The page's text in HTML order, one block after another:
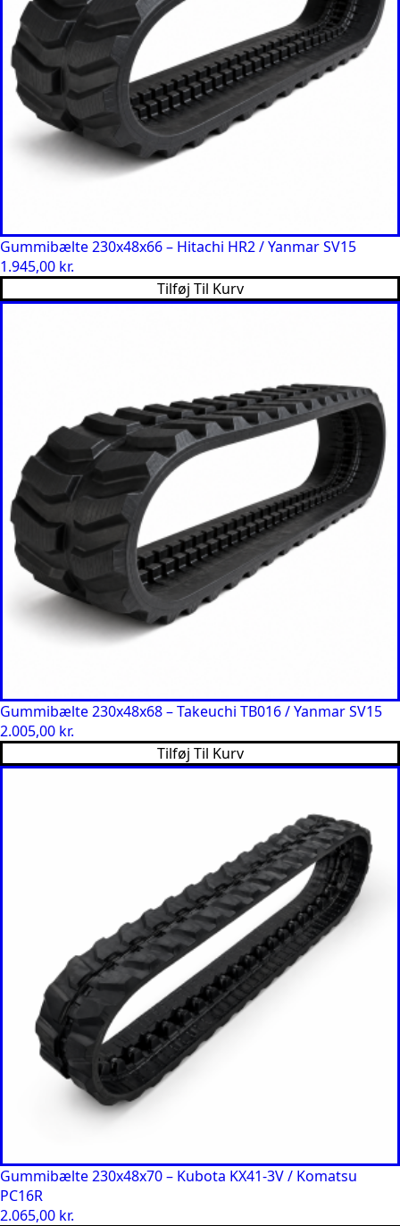
Gummibælte 230x48x66 – Hitachi HR2 / Yanmar SV15
1.945,00 kr.
Tilføj Til Kurv
Gummibælte 230x48x68 – Takeuchi TB016 / Yanmar SV15
2.005,00 kr.
Tilføj Til Kurv
Gummibælte 230x48x70 – Kubota KX41-3V / Komatsu
PC16R
2.065,00 kr.